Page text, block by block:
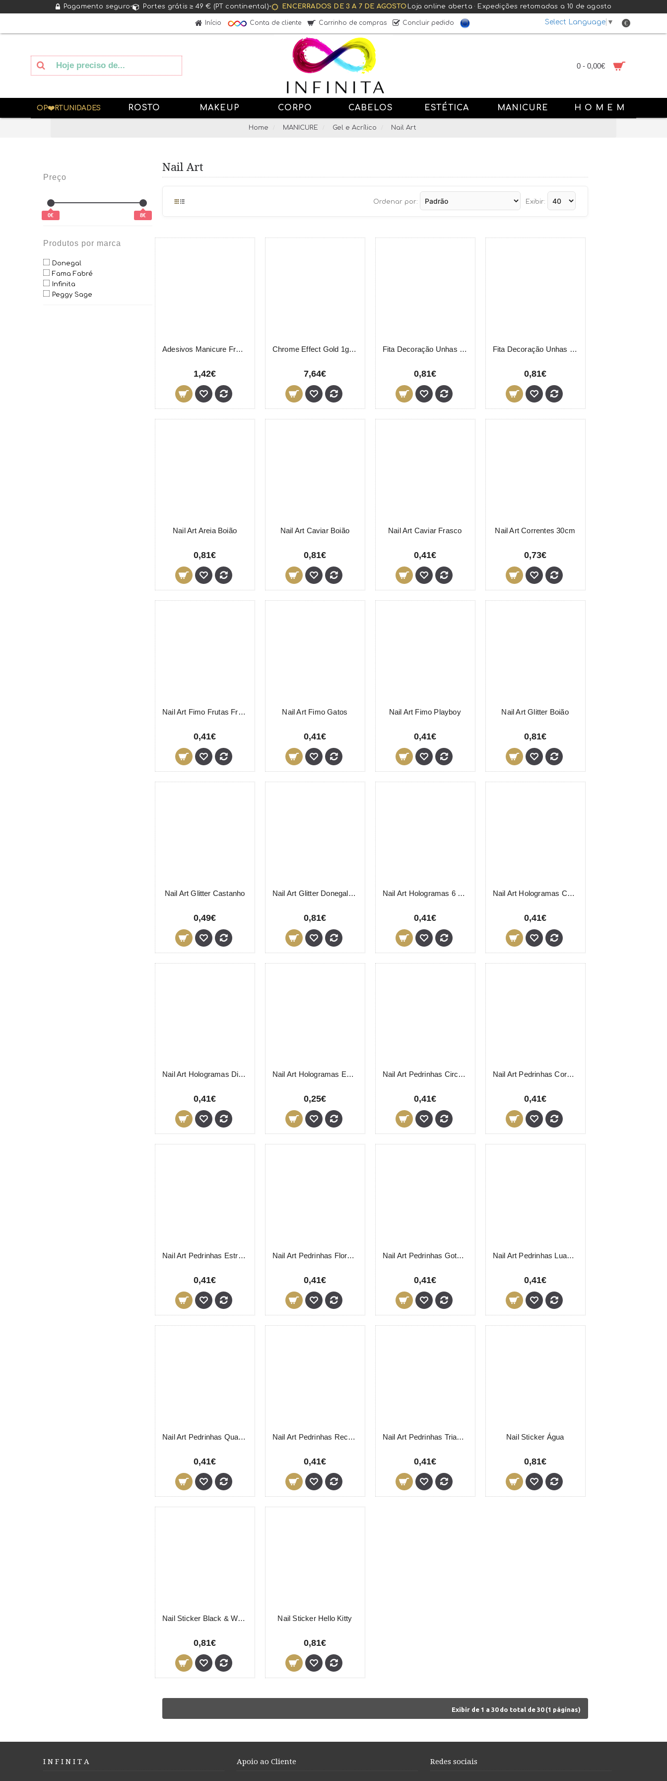
Pagamento seguro• Portes grátis ≥ 49 € (PT continental)• ENCERRADOS DE 3 A 7 DE AGOSTO· Loja online aberta · Expedições retomadas a 10 de agosto
Select Language ▼
Início Conta de cliente Carrinho de compras Concluir pedido €
0 - 0,00€
OP❤️RTUNIDADES ROSTO MAKEUP CORPO CABELOS ESTÉTICA MANICURE H O M E M
Home MANICURE Gel e Acrílico Nail Art
Preço
0€ 8€
Produtos por marca
Donegal
Fama Fabré
Infinita
Peggy Sage
Nail Art
Exibir:
Ordenar por:
Adesivos Manicure Francesa Fama Fabré
1,42€
Chrome Effect Gold 1g Peggy Sage
7,64€
Fita Decoração Unhas Brilhante Larga
0,81€
Fita Decoração Unhas Unidade
0,81€
Nail Art Areia Boião
0,81€
Nail Art Caviar Boião
0,81€
Nail Art Caviar Frasco
0,41€
Nail Art Correntes 30cm
0,73€
Nail Art Fimo Frutas Frasco
0,41€
Nail Art Fimo Gatos
0,41€
Nail Art Fimo Playboy
0,41€
Nail Art Glitter Boião
0,81€
Nail Art Glitter Castanho
0,49€
Nail Art Glitter Donegal 3g
0,81€
Nail Art Hologramas 6 Cantos Frasco
0,41€
Nail Art Hologramas Corações Frasco
0,41€
Nail Art Hologramas Diamante Frasco
0,41€
Nail Art Hologramas Estrelas
0,25€
Nail Art Pedrinhas Circulares Frasco
0,41€
Nail Art Pedrinhas Corações Frasco
0,41€
Nail Art Pedrinhas Estrelas Frasco
0,41€
Nail Art Pedrinhas Flores Frasco
0,41€
Nail Art Pedrinhas Gotas Frasco
0,41€
Nail Art Pedrinhas Luas Frasco
0,41€
Nail Art Pedrinhas Quadradas Frasco
0,41€
Nail Art Pedrinhas Rectangulares Frasco
0,41€
Nail Art Pedrinhas Triangulares Frasco
0,41€
Nail Sticker Água
0,81€
Nail Sticker Black & White
0,81€
Nail Sticker Hello Kitty
0,81€
Exibir de 1 a 30 do total de 30 (1 páginas)
I N F I N I T A Apoio ao Cliente Redes sociais